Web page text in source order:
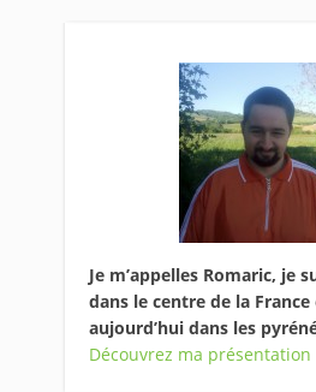
Je m’appelles Romaric, je
dans le centre de la France
aujourd’hui dans les
Découvrez ma présentation